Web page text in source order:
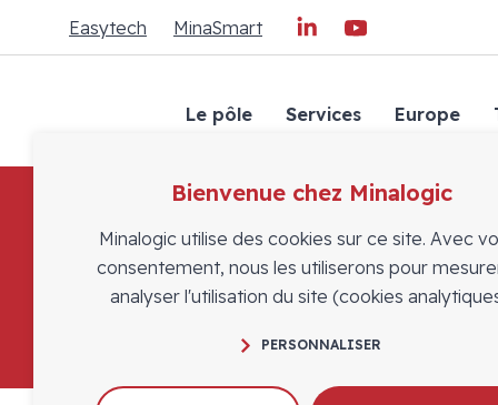
Easytech MinaSmart
Le pôle Services Europe
Bienvenue chez Minalogic
Minalogic utilise des cookies sur ce site. Avec
consentement, nous les utiliserons pour
analyser l'utilisation du site (cookies
PERSONNALISER